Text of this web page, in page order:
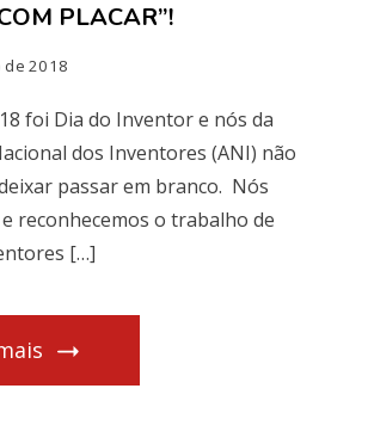
PLACAR”!
de 2018
foi Dia do Inventor e nós da
dos Inventores (ANI) não
passar em branco. Nós
reconhecemos o trabalho de
[…]